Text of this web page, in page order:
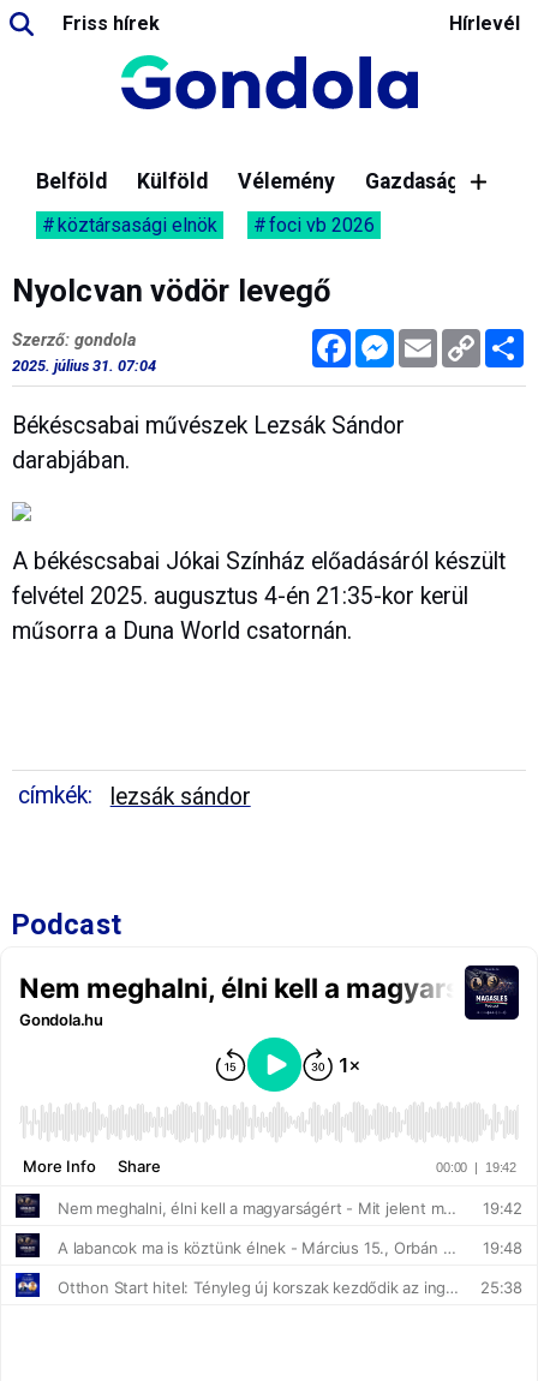
Friss hírek Hírlevél
Belföld Külföld Vélemény Gazdaság
köztársasági elnök foci vb 2026
Nyolcvan vödör levegő
FacebookMessenger
Email Copy
Link
Szerző: gondola
2025. július 31. 07:04
Békéscsabai művészek Lezsák Sándor
darabjában.
A békéscsabai Jókai Színház előadásáról készült
felvétel 2025. augusztus 4-én 21:35-kor kerül
műsorra a Duna World csatornán.
címkék: lezsák sándor
Podcast